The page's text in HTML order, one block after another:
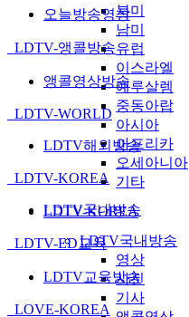
북미
남미
유럽
이스라엘
예루살렘
중동아랍
아시아
아프리카
오세아니아
기타
LDTV-KOREA
LDTV국내방송
영상
사진
기사
오늘방송영상
LDTV-앵콜방송
앵콜영상방송
LDTV-WORLD
LDTV해외방송
LDTV-KOREA
LDTV국내방송
LDTV-ED교육
LDTV교육방송
LOVE-KOREA